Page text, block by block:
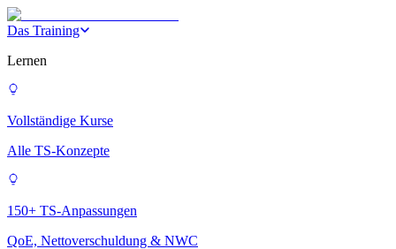
Das Training
Lernen
Vollständige Kurse
Alle TS-Konzepte
150+ TS-Anpassungen
QoE, Nettoverschuldung & NWC